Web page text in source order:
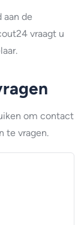
aan de
vraagt u
om contact
te vragen.